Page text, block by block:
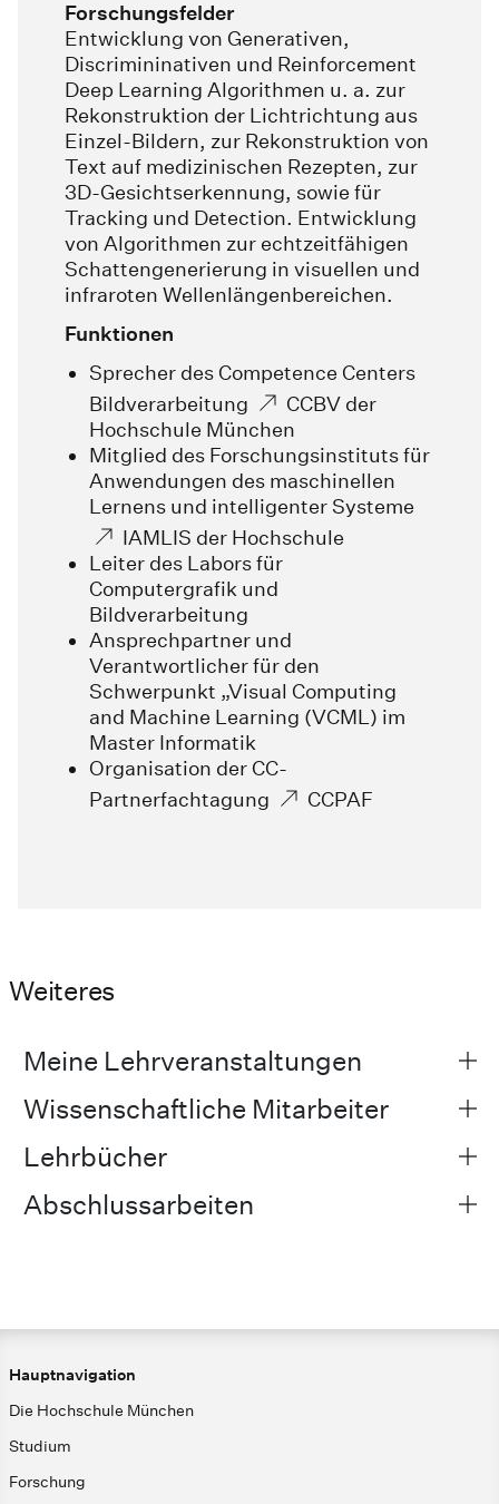
Forschungsfelder
Entwicklung von Generativen,
Discrimininativen und Reinforcement
Deep Learning Algorithmen u. a. zur
Rekonstruktion der Lichtrichtung aus
Einzel-Bildern, zur Rekonstruktion von
Text auf medizinischen Rezepten, zur
3D-Gesichtserkennung, sowie für
Tracking und Detection. Entwicklung
von Algorithmen zur echtzeitfähigen
Schattengenerierung in visuellen und
infraroten Wellenlängenbereichen.
Funktionen
Sprecher des Competence Centers
Bildverarbeitung
CCBV der
Hochschule München
Mitglied des Forschungsinstituts für
Anwendungen des maschinellen
Lernens und intelligenter Systeme
IAMLIS der Hochschule
Leiter des Labors für
Computergrafik und
Bildverarbeitung
Ansprechpartner und
Verantwortlicher für den
Schwerpunkt „Visual Computing
and Machine Learning (VCML) im
Master Informatik
Organisation der CC-
Partnerfachtagung
CCPAF
Weiteres
Meine Lehrveranstaltungen
Wissenschaftliche Mitarbeiter
Lehrbücher
Abschlussarbeiten
Hauptnavigation
Die Hochschule München
Studium
Forschung